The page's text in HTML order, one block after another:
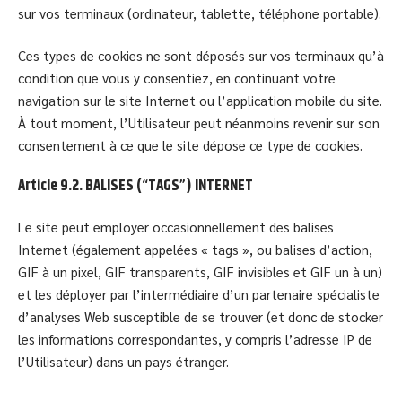
sur vos terminaux (ordinateur, tablette, téléphone portable).
Ces types de cookies ne sont déposés sur vos terminaux qu’à
condition que vous y consentiez, en continuant votre
navigation sur le site Internet ou l’application mobile du site.
À tout moment, l’Utilisateur peut néanmoins revenir sur son
consentement à ce que le site dépose ce type de cookies.
Article 9.2. BALISES (“TAGS”) INTERNET
Le site peut employer occasionnellement des balises
Internet (également appelées « tags », ou balises d’action,
GIF à un pixel, GIF transparents, GIF invisibles et GIF un à un)
et les déployer par l’intermédiaire d’un partenaire spécialiste
d’analyses Web susceptible de se trouver (et donc de stocker
les informations correspondantes, y compris l’adresse IP de
l’Utilisateur) dans un pays étranger.